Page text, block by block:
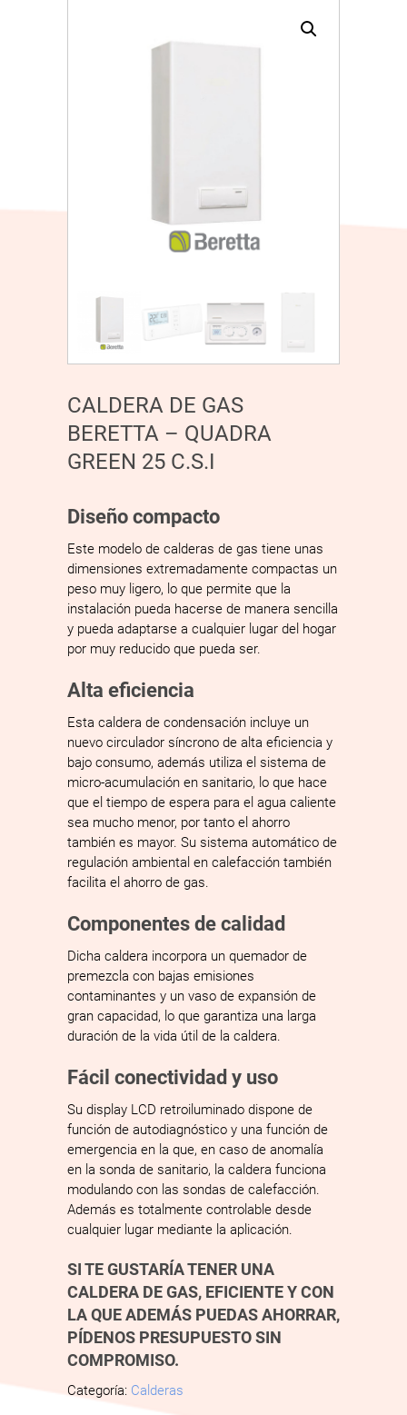
CALDERA DE GAS
BERETTA – QUADRA
GREEN 25 C.S.I
Diseño compacto
Este modelo de calderas de gas tiene unas
dimensiones extremadamente compactas un
peso muy ligero, lo que permite que la
instalación pueda hacerse de manera sencilla
y pueda adaptarse a cualquier lugar del hogar
por muy reducido que pueda ser.
Alta eficiencia
Esta caldera de condensación incluye un
nuevo circulador síncrono de alta eficiencia y
bajo consumo, además utiliza el sistema de
micro-acumulación en sanitario, lo que hace
que el tiempo de espera para el agua caliente
sea mucho menor, por tanto el ahorro
también es mayor. Su sistema automático de
regulación ambiental en calefacción también
facilita el ahorro de gas.
Componentes de calidad
Dicha caldera incorpora un quemador de
premezcla con bajas emisiones
contaminantes y un vaso de expansión de
gran capacidad, lo que garantiza una larga
duración de la vida útil de la caldera.
Fácil conectividad y uso
Su display LCD retroiluminado dispone de
función de autodiagnóstico y una función de
emergencia en la que, en caso de anomalía
en la sonda de sanitario, la caldera funciona
modulando con las sondas de calefacción.
Además es totalmente controlable desde
cualquier lugar mediante la aplicación.
SI TE GUSTARÍA TENER UNA
CALDERA DE GAS, EFICIENTE Y CON
LA QUE ADEMÁS PUEDAS AHORRAR,
PÍDENOS PRESUPUESTO SIN
COMPROMISO.
Categoría: Calderas